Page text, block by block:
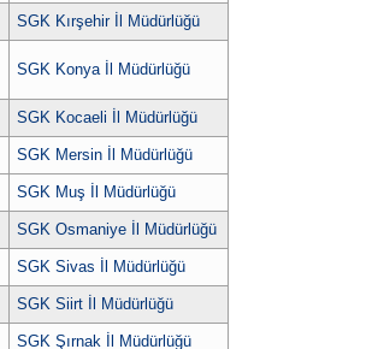
SGK Kırşehir İl Müdürlüğü
SGK Konya İl Müdürlüğü
SGK Kocaeli İl Müdürlüğü
SGK Mersin İl Müdürlüğü
SGK Muş İl Müdürlüğü
SGK Osmaniye İl Müdürlüğü
SGK Sivas İl Müdürlüğü
SGK Siirt İl Müdürlüğü
SGK Şırnak İl Müdürlüğü